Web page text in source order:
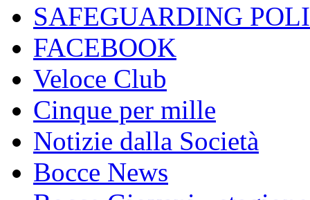
SAFEGUARDING
FACEBOOK
Veloce Club
Cinque per mille
Notizie dalla Società
Bocce News